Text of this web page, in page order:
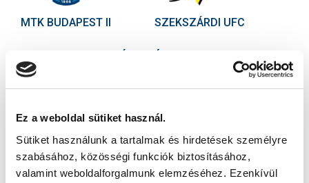
Ez a weboldal sütiket használ.
Sütiket használunk a tartalmak és hirdetések személyre
szabásához, közösségi funkciók biztosításához,
valamint weboldalforgalmunk elemzéséhez. Ezenkívül
MTK BUDAPEST II SZEKSZÁRDI UFC
Ne maradjon le egy eseményről sem! Iratkozzon fel ingyenes